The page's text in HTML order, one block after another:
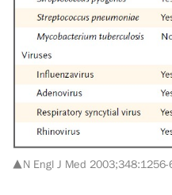
▲N Engl J Med 2003;348:1256-